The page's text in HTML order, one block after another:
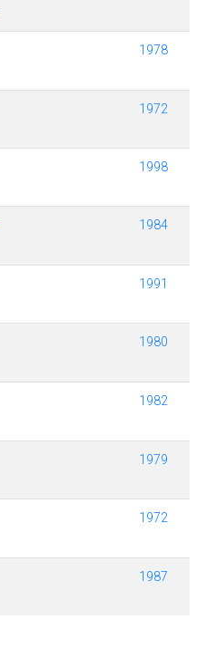
1978
1972
1998
1984
1991
1980
1982
1979
1972
1987